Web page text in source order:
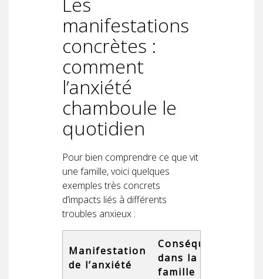
manifestations
concrètes :
comment
l’anxiété
chamboule le
quotidien
Pour bien comprendre ce que vit
une famille, voici quelques
exemples très concrets
d’impacts liés à différents
troubles anxieux :
Manifestation
de l’anxiété
Conséquences
dans la vie de
famille